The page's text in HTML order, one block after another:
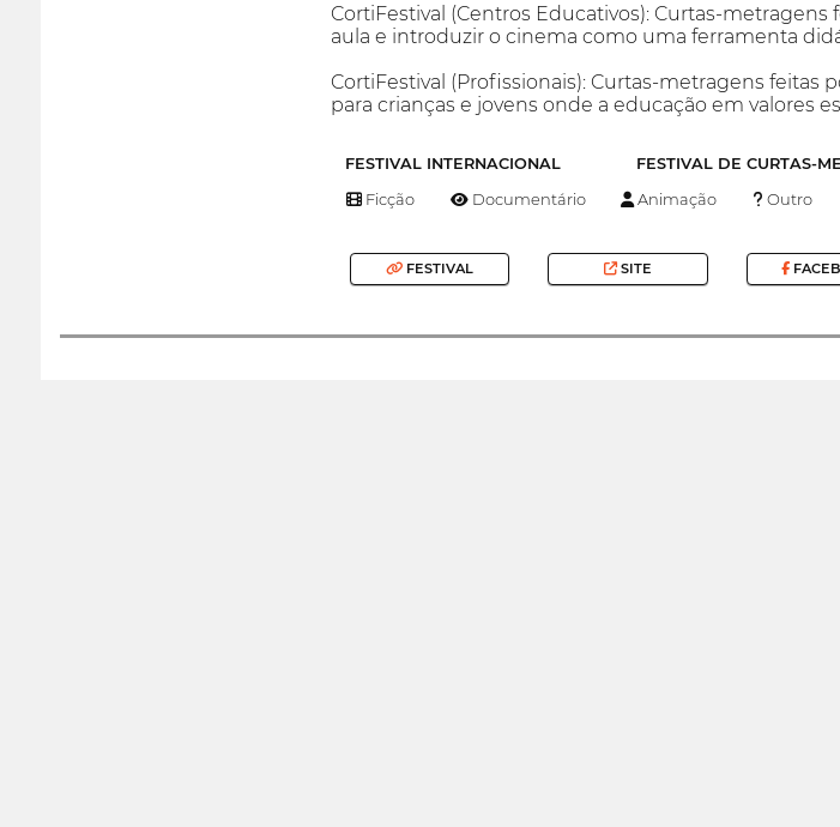
CortiFestival (Centros Educativos): Curtas-
aula e introduzir o cinema como uma ferramenta
CortiFestival (Profissionais): Curtas-metragens
para crianças e jovens onde a educação em valores
FESTIVAL INTERNACIONAL FESTIVAL DE CURTAS-
Ficção Documentário Animação Outro
FESTIVAL SITE